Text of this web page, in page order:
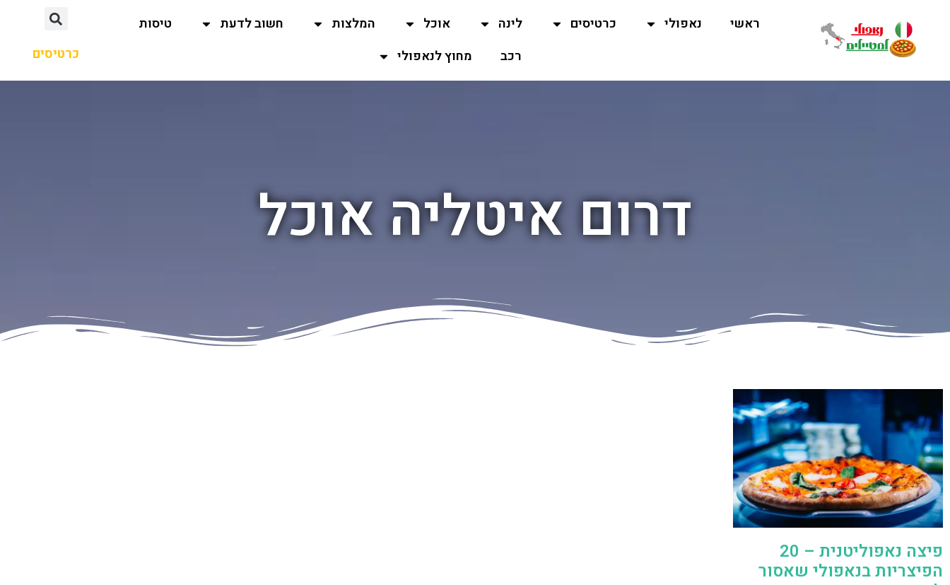
ראשי נאפולי כרטיסים לינה אוכל המלצות חשוב לדעת
טיסות
רכב
מחוץ לנאפולי כרטיסים
דרום איטליה אוכל
פיצה נאפוליטנית – 20
הפיצריות בנאפולי שאסור